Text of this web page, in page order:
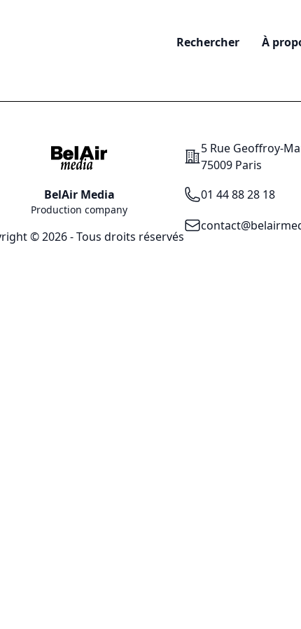
Rechercher À
BelAir Media
Production company
© 2026 - Tous droits réservés
Addresse
5 Rue Geoffroy-
75009 Paris
Téléphone
01 44 88 28 18
Email